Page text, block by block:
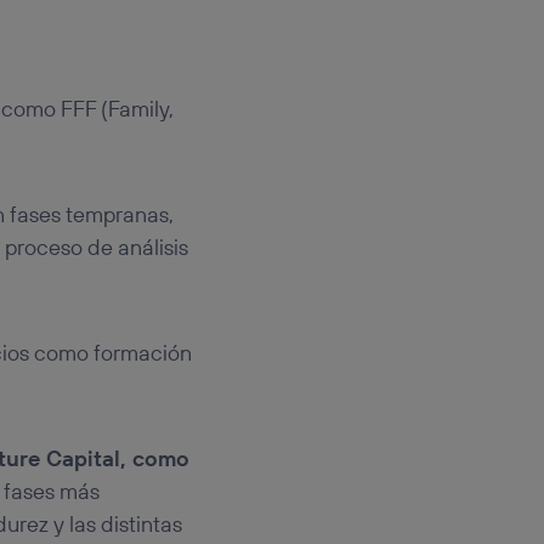
FFF (Family,
tempranas,
de análisis
como formación
Capital, como
más
y las distintas